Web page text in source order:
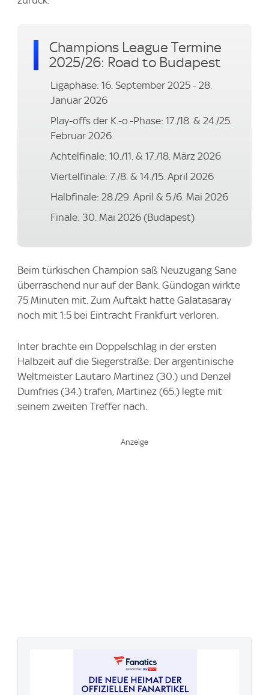
Champions League Termine
2025/26: Road to Budapest
Ligaphase: 16. September 2025 - 28.
Januar 2026
Play-offs der K.-o.-Phase: 17./18. & 24./25.
Februar 2026
Achtelfinale: 10./11. & 17./18. März 2026
Viertelfinale: 7./8. & 14./15. April 2026
Halbfinale: 28./29. April & 5./6. Mai 2026
Finale: 30. Mai 2026 (Budapest)
Beim türkischen Champion saß Neuzugang Sane
überraschend nur auf der Bank. Gündogan wirkte
75 Minuten mit. Zum Auftakt hatte Galatasaray
noch mit 1:5 bei Eintracht Frankfurt verloren.
Inter brachte ein Doppelschlag in der ersten
Halbzeit auf die Siegerstraße: Der argentinische
Weltmeister Lautaro Martinez (30.) und Denzel
Dumfries (34.) trafen, Martinez (65.) legte mit
seinem zweiten Treffer nach.